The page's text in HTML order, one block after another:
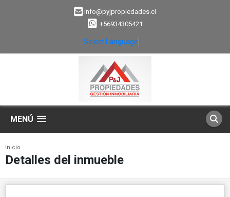
info@pyjpropiedades.cl
+56934305421
Select Language
MENÚ
Inicio
Detalles del inmueble